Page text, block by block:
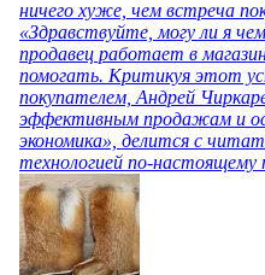
ничего хуже, чем встреча
«Здравствуйте, могу ли я
продавец работает в
помогать. Критикуя этот
покупателем, Андрей
эффективным продажам и
экономика», делится с
технологией по-настоящему